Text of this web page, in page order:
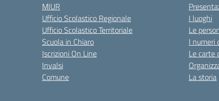
MIUR
Ufficio Scolastico Regionale
Ufficio Scolastico Territoriale
Scuola in Chiaro
Iscrizioni On Line
Invalsi
Comune
I luoghi
Le
I numeri
Le carte
La storia